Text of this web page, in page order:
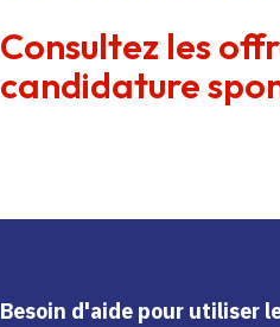
Consultez les
candidature
Besoin d'aide pour utiliser